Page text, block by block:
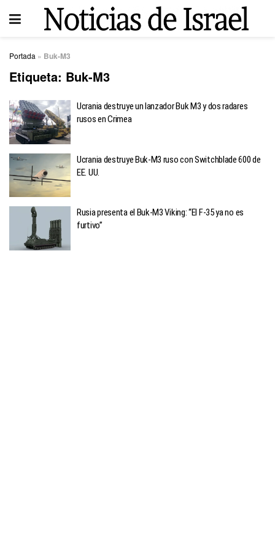
Portada » Buk-M3
Etiqueta: Buk-M3
Ucrania destruye un lanzador Buk M3 y dos radares
rusos en Crimea
Ucrania destruye Buk-M3 ruso con Switchblade 600 de
EE. UU.
Rusia presenta el Buk-M3 Viking: “El F-35 ya no es
furtivo”